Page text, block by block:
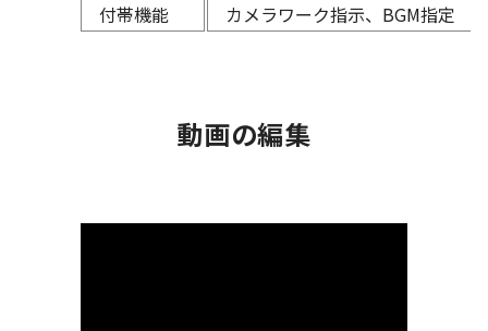
付帯機能
カメラワーク指示、BGM指定
動画の編集